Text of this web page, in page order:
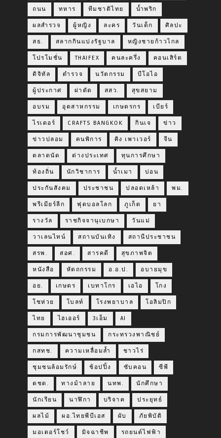
ถนน ทหาร ทีมชาติไทย น้ำพริก
ผลสำรวจ ผู้หญิง ละคร วันเด็ก ศิลปะ
สธ. สลากกินแบ่งรัฐบาล หญิงชายก้าวไกล
โปรโมชั่น THAIFEX คนละครึ่ง คอนเสิร์ต
ดิจิทัล ตำรวจ นวัตกรรม บีโอไอ
ผู้ประกาศ ผ่าตัด สสว. สุขสยาม
อบรม อุตสาหกรรม เกษตรกร เบียร์
ไรเดอร์ CRAFTS BANGKOK กินเจ ข่าว
ข่าวปลอม คนพิการ คิง เพาเวอร์ จีน
ตลาดนัด ต่างประเทศ ทุนการศึกษา
ท้องถิ่น นักวิชาการ น้ำเมา บ่อน
ประกันสังคม ประชาชน ปลอดเหล้า พม.
พรีเมียร์ลีก ฟุตบอลโลก ภูเก็ต ยา
รางวัล ราชกิจจานุเบกษา วันแม่
วาเลนไทน์ สถานบันเทิง สถานีประชาชน
สรพ. สอศ. สารคดี สุขภาพจิต
หนังสือ หัตถกรรม อ.อ.ป. อบายมุข
อย. เกษตร เบทาโกร เอไอ โกง
โชห่วย โบลท์ โรงพยาบาล โอลิมปิก
ไทย ไฮเออร์ 3เอ็ม AI
กรมการพัฒนาชุมชน กระทรวงพาณิชย์
กสทช. ความเหลื่อมล้ำ ชาวไร่
ชุมชนล้อมรักษ์ ช้อปปิ้ง ซับคอน ซีพี
ตชด. ทางม้าลาย นทพ. นักศึกษา
นักเรียน นาฬิกา บริจาค ประยุทธ์
ผลไม้ ผอ.ไทยพีบีเอส ผับ ภัยพิบัติ
มอเตอร์โชว์ มิจฉาชีพ รถยนต์ไฟฟ้า